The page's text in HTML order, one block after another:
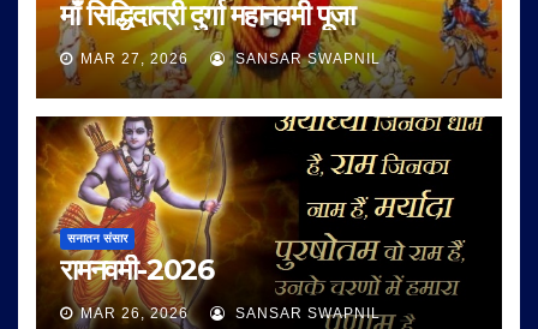
माँ सिद्धिदात्री दुर्गा महानवमी पूजा
MAR 27, 2026 SANSAR SWAPNIL
सनातन संसार
रामनवमी-2026
MAR 26, 2026 SANSAR SWAPNIL